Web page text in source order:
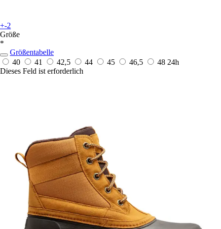
+-2
Größe
*
Größentabelle
40
41 42,5 44 45 46,5 48 24h
Dieses Feld ist erforderlich